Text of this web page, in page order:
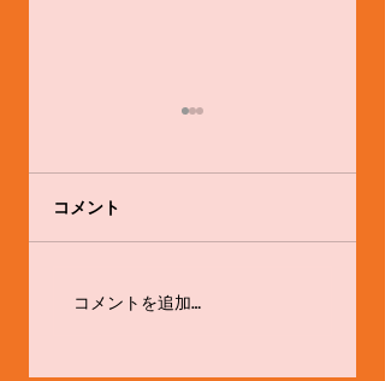
コメント
コメントを追加…